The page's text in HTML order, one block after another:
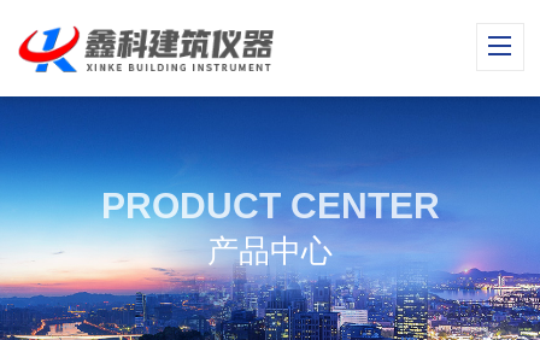
PRODUCT CENTER
产品中心